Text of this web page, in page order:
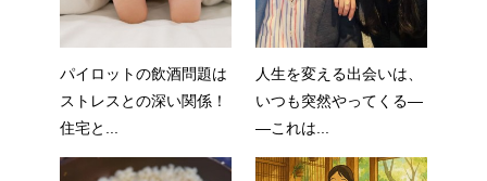
パイロットの飲酒問題は
ストレスとの深い関係！
住宅と...
人生を変える出会いは、
いつも突然やってくる―
―これは...